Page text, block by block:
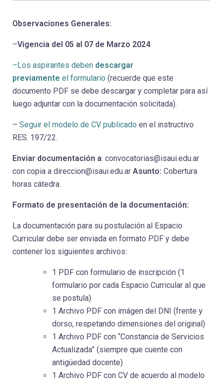
Observaciones Generales:
–Vigencia del 05 al 07 de Marzo 2024
–Los aspirantes deben descargar
previamente el formulario (recuerde que este
documento PDF se debe descargar y completar para así
luego adjuntar con la documentación solicitada).
– Seguir el modelo de CV publicado en el instructivo
RES. 197/22.
Enviar documentación a: convocatorias@isaui.edu.ar
con copia a direccion@isaui.edu.ar Asunto: Cobertura
horas cátedra.
Formato de presentación de la documentación:
La documentación para su postulación al Espacio
Curricular debe ser enviada en formato PDF y debe
contener los siguientes archivos:
1 PDF con formulario de inscripción (1
formulario por cada Espacio Curricular al que
se postula)
1 Archivo PDF con imágen del DNI (frente y
dorso, respetando dimensiones del original)
1 Archivo PDF con “Constancia de Servicios
Actualizada” (siempre que cuente con
antigüedad docente)
1 Archivo PDF con CV de acuerdo al modelo